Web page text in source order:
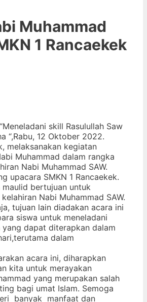
Muhammad
1 Rancaekek
skill Rasulullah Saw
“,Rabu, 12 Oktober 2022.
melaksanakan kegiatan
Muhammad dalam rangka
Nabi Muhammad SAW.
upacara SMKN 1 Rancaekek.
maulid bertujuan untuk
Nabi Muhammad SAW.
tujuan lain diadakan acara ini
siswa untuk meneladani
yang dapat diterapkan dalam
dalam
acara ini, diharapkan
kita untuk merayakan
yang merupakan salah
bagi umat Islam. Semoga
banyak manfaat dan